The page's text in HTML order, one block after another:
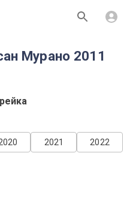
Мурано 2011
2022
2021